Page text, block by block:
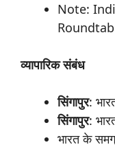
Note:
व्यापारिकसंबंध
सिंगापुर:
सिंगापुर:
भारत के